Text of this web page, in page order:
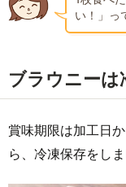
い！」っ
ブラウニーは
賞味期限は加工日
ら、冷凍保存をしま